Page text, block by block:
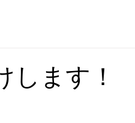
ます！